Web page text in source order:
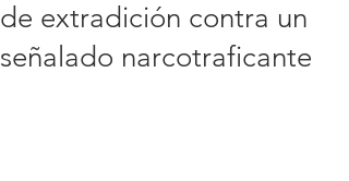
de extradición contra un
señalado narcotraficante